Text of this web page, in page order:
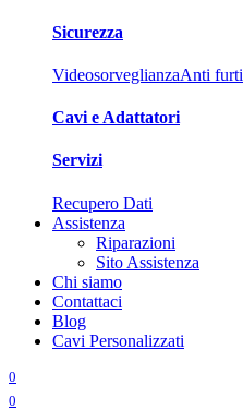
Sicurezza
VideosorveglianzaAnti furti
Cavi e Adattatori
Servizi
Recupero Dati
Assistenza
Riparazioni
Sito Assistenza
Chi siamo
Contattaci
Blog
Cavi Personalizzati
0
0